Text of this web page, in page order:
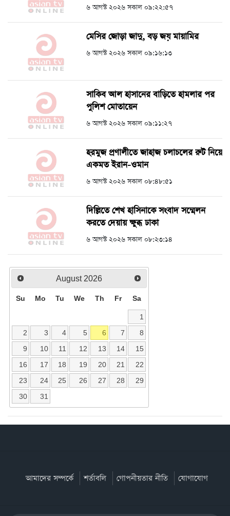
৬ আগস্ট ২০২৬ সকাল ০৯:২২:৫৭
মেসির জোড়া জাদু, বড় জয় মায়ামির
৬ আগস্ট ২০২৬ সকাল ০৯:১৬:১৩
সাকিব আল হাসানের বাড়িতে হামলার পর
পুলিশ মোতায়েন
৬ আগস্ট ২০২৬ সকাল ০৯:১১:২৭
হরমুজ প্রণালীতে জাহাজ চলাচলের রুট নিয়ে
একমত ইরান-ওমান
৬ আগস্ট ২০২৬ সকাল ০৮:৪৮:৫১
দিল্লিতে শেখ হাসিনাকে সংবাদ সম্মেলন
করতে দেয়ায় ক্ষুব্ধ ঢাকা
৬ আগস্ট ২০২৬ সকাল ০৮:২৩:১৪
August 2026
Su Mo Tu We Th Fr Sa
1
2
3 4 5 6 7
8
9
10 11 12 13 14
15
16
17 18 19 20 21
22
23
24 25 26 27 28
29
30
31
আমাদের সম্পর্কে শর্তাবলি গোপনীয়তার নীতি যোগাযোগ